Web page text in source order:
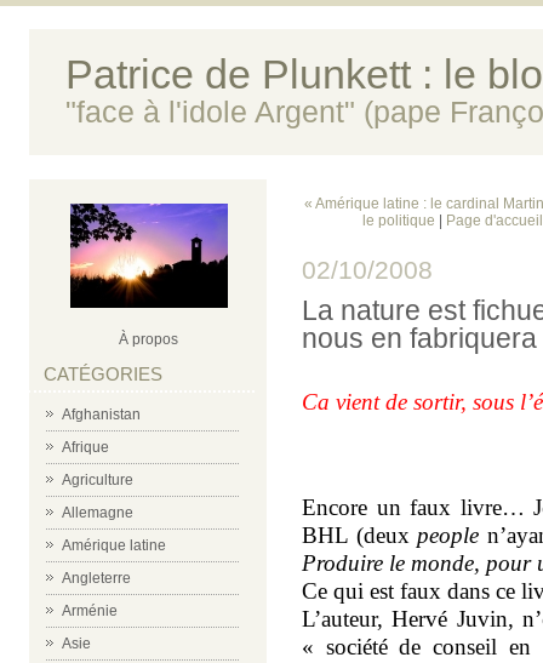
Patrice de Plunkett : le
"face à l'idole Argent" (pape
À propos
CATÉGORIES
Afghanistan
Afrique
Agriculture
Allemagne
Amérique latine
Angleterre
Arménie
Asie
« Amérique latine : le cardinal
le politique
Page d'accueil
02/10/2008
La nature est
nous en
Ca vient de sortir, sous
Encore un faux livre…
BHL (deux people
Produire le monde, pour
Ce qui est faux dans ce
L’auteur, Hervé Juvin,
« société de conseil en